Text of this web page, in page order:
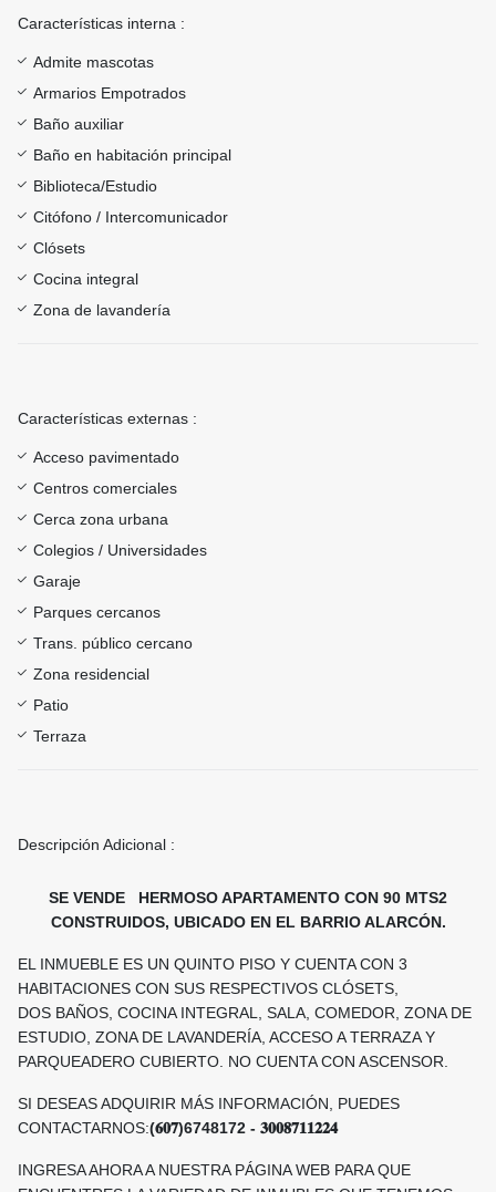
Características interna :
Admite mascotas
Armarios Empotrados
Baño auxiliar
Baño en habitación principal
Biblioteca/Estudio
Citófono / Intercomunicador
Clósets
Cocina integral
Zona de lavandería
Características externas :
Acceso pavimentado
Centros comerciales
Cerca zona urbana
Colegios / Universidades
Garaje
Parques cercanos
Trans. público cercano
Zona residencial
Patio
Terraza
Descripción Adicional :
SE VENDE HERMOSO APARTAMENTO CON 90 MTS2
CONSTRUIDOS, UBICADO EN EL BARRIO ALARCÓN.
EL INMUEBLE ES UN QUINTO PISO Y CUENTA CON 3
HABITACIONES CON SUS RESPECTIVOS CLÓSETS,
DOS BAÑOS, COCINA INTEGRAL, SALA, COMEDOR, ZONA DE
ESTUDIO, ZONA DE LAVANDERÍA, ACCESO A TERRAZA Y
PARQUEADERO CUBIERTO. NO CUENTA CON ASCENSOR.
SI DESEAS ADQUIRIR MÁS INFORMACIÓN, PUEDES
CONTACTARNOS:(𝟔𝟎𝟕)6748172 - 𝟑𝟎𝟎𝟖𝟕𝟏𝟏𝟐𝟐𝟒
INGRESA AHORA A NUESTRA PÁGINA WEB PARA QUE